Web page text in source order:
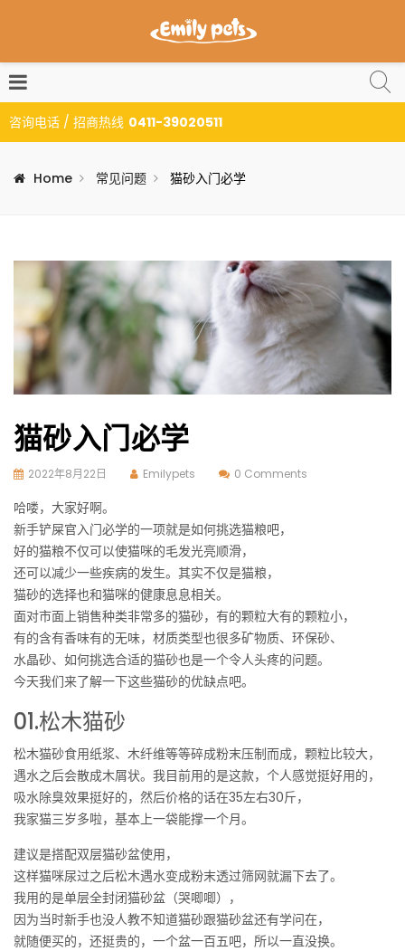
咨询电话 / 招商热线 0411-39020511
Home 常见问题 猫砂入门必学
猫砂入门必学
2022年8月22日 Emilypets 0 Comments
哈喽，大家好啊。
新手铲屎官入门必学的一项就是如何挑选猫粮吧，
好的猫粮不仅可以使猫咪的毛发光亮顺滑，
还可以减少一些疾病的发生。其实不仅是猫粮，
猫砂的选择也和猫咪的健康息息相关。
面对市面上销售种类非常多的猫砂，有的颗粒大有的颗粒小，
有的含有香味有的无味，材质类型也很多矿物质、环保砂、
水晶砂、如何挑选合适的猫砂也是一个令人头疼的问题。
今天我们来了解一下这些猫砂的优缺点吧。
01.松木猫砂
松木猫砂食用纸浆、木纤维等等碎成粉末压制而成，颗粒比较大，
遇水之后会散成木屑状。我目前用的是这款，个人感觉挺好用的，
吸水除臭效果挺好的，然后价格的话在35左右30斤，
我家猫三岁多啦，基本上一袋能撑一个月。
建议是搭配双层猫砂盆使用，
这样猫咪尿过之后松木遇水变成粉末透过筛网就漏下去了。
我用的是单层全封闭猫砂盆（哭唧唧），
因为当时新手也没人教不知道猫砂跟猫砂盆还有学问在，
就随便买的，还挺贵的，一个盆一百五吧，所以一直没换。